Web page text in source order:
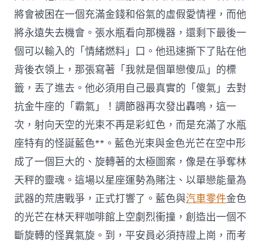
將會被困在一個充滿金錢和俗氣的虛假愛情裡，而他
將永遠失去機會。張水瓶看向那機器，還剩下最後一
個可以輸入的「情緒燃料」口。他迅速撕下了貼在他
背後衣領上，那張寫著「我就是個單戀傻瓜」的標
籤，丟了進去。他必須用自己最真實的「傻氣」去對
抗金牛座的「霸氣」！調節器再次發出轟鳴，這一
次，射向天空的光束不再是彩虹色，而是充滿了水瓶
座特有的怪誕藍色**。藍色光束與金色光芒在空中形
成了一個巨大的、旋轉著的太極圖案，像是在爭奪林
天秤的靈魂。這場以星座運勢為賭注、以單戀能量為
武器的荒唐戰爭，正式打響了。藍色與汽車零件金色
的光芒在林天秤咖啡館上空劇烈衝撞，創造出一個不
斷旋轉的怪異氣旋。到，平安員必須持證上崗，而考